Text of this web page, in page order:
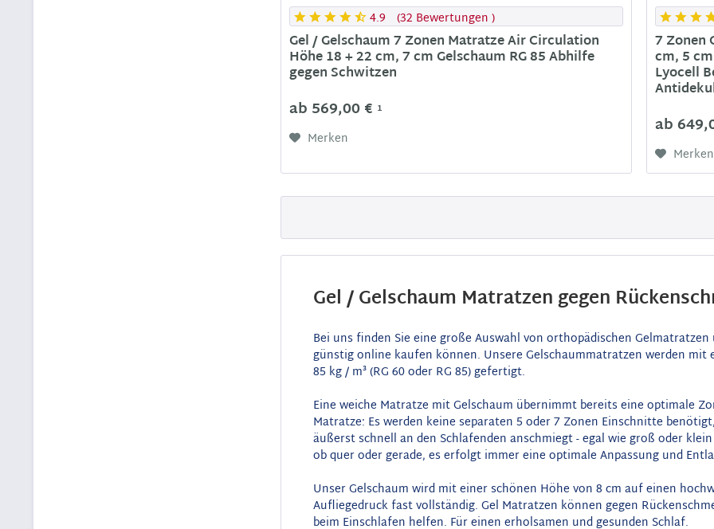
4.9 (32 Bewertungen)
Gel / Gelschaum 7 Zonen Matratze Air Circulation
Höhe 18 + 22 cm, 7 cm Gelschaum RG 85 Abhilfe
gegen Schwitzen
ab 569,00 € 1
Merken
7 Zonen
cm, 5
Lyocell
ab
Merken
Gel / Gelschaum Matratzen gegen
Bei uns finden Sie eine große Auswahl von orthopädischen
günstig online kaufen können. Unsere Gelschaummatratzen werden mit
85 kg / m³ (RG 60 oder RG 85) gefertigt.
Eine weiche Matratze mit Gelschaum übernimmt bereits eine optimale
Matratze: Es werden keine separaten 5 oder 7 Zonen Einschnitte
äußerst schnell an den Schlafenden anschmiegt - egal wie groß oder
ob quer oder gerade, es erfolgt immer eine optimale Anpassung und
Unser Gelschaum wird mit einer schönen Höhe von 8 cm auf einen
Aufliegedruck fast vollständig. Gel Matratzen können gegen
beim Einschlafen helfen. Für einen erholsamen und gesunden Schlaf.